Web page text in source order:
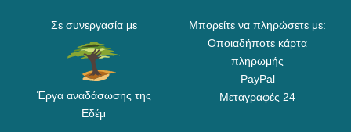
Σε συνεργασία με
Έργα αναδάσωσης της
Εδέμ
Μπορείτε να πληρώσετε με:
Οποιαδήποτε κάρτα
πληρωμής
PayPal
Μεταγραφές 24